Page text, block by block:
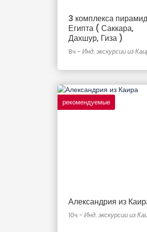
3 комплекса пирамид
Египта ( Саккара,
Дахшур, Гиза )
8ч - Инд. экскурсии из
рекомендуемые
Александрия из
10ч - Инд. экскурсии из